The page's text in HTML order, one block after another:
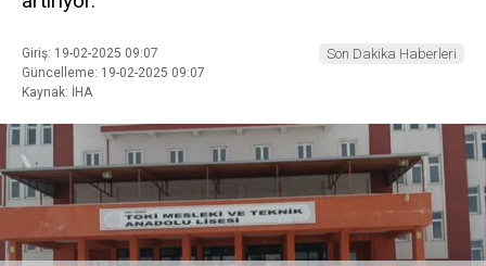
Giriş: 19-02-2025 09:07
Güncelleme: 19-02-2025 09:07
Kaynak: İHA
Son Dakika Haberleri